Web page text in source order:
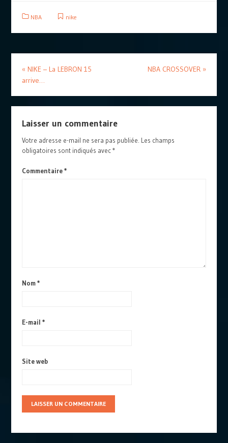
NBA nike
« NIKE – La LEBRON 15
arrive…
NBA CROSSOVER »
Laisser un commentaire
Votre adresse e-mail ne sera pas publiée. Les champs
obligatoires sont indiqués avec*
Commentaire*
Nom*
E-mail *
Site web